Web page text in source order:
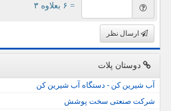
= ۶ بعلاوه ۳
ارسال نظر
دوستان پلات
آب شیرین کن - دستگاه آب شیرین کن
شرکت صنعتی سخت پوشش